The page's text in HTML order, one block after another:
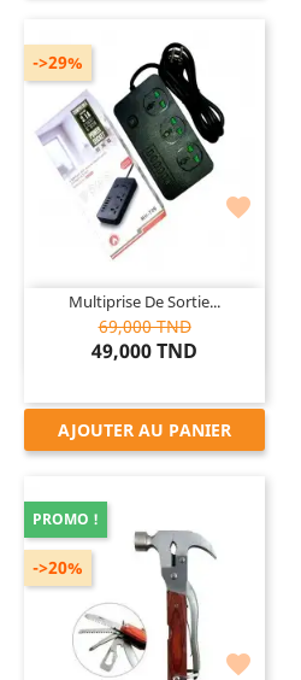

Multiprise De Sortie...
69,000 TND
49,000 TND
->29%
AJOUTER AU PANIER

PROMO !
->20%